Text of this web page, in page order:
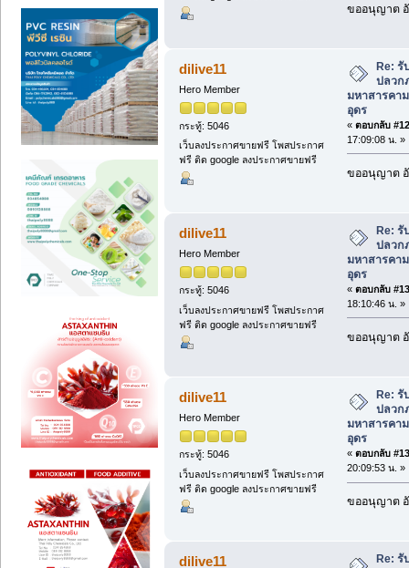
ขออนุญาต
dilive11
Hero Member
กระทู้: 5046
เว็บลงประกาศขายฟรี โพสประกาศ
ฟรี ติด google ลงประกาศขายฟรี
Re: รั
ปลวก
มหาสารคา
อุดร
« ตอบกลับ
17:09:08 น. »
ขออนุญาต
dilive11
Hero Member
กระทู้: 5046
เว็บลงประกาศขายฟรี โพสประกาศ
ฟรี ติด google ลงประกาศขายฟรี
Re:
ปลวก
มหาสารคา
อุดร
« ตอบกลับ
18:10:46 น. »
ขออนุญาต
dilive11
Hero Member
กระทู้: 5046
เว็บลงประกาศขายฟรี โพสประกาศ
ฟรี ติด google ลงประกาศขายฟรี
Re:
ปลวก
มหาสารคา
อุดร
« ตอบกลับ
20:09:53 น. »
ขออนุญาต
dilive11
Re: